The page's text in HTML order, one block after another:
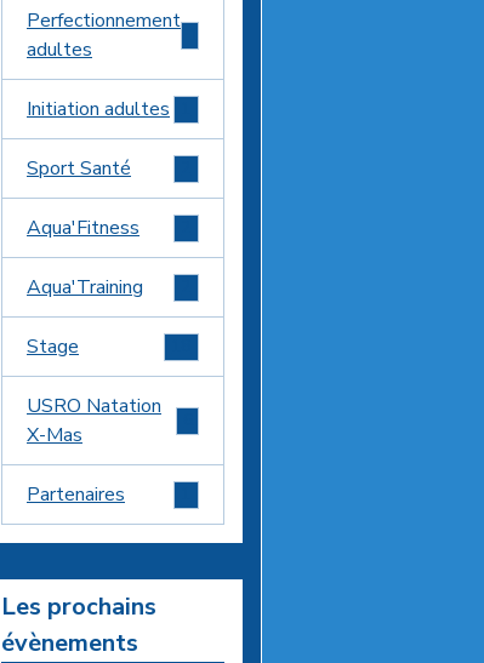
Perfectionnement
adultes
Initiation adultes
Sport Santé
Aqua'Fitness
Aqua'Training
Stage
USRO Natation
X-Mas
Partenaires
Les prochains
évènements